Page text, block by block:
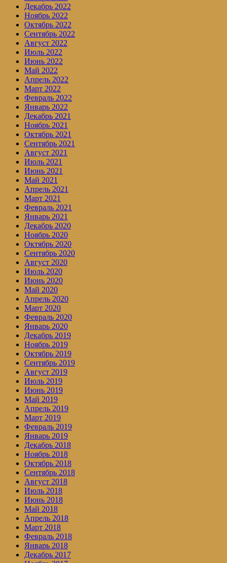
Декабрь 2022
Ноябрь 2022
Октябрь 2022
Сентябрь 2022
Август 2022
Июль 2022
Июнь 2022
Май 2022
Апрель 2022
Март 2022
Февраль 2022
Январь 2022
Декабрь 2021
Ноябрь 2021
Октябрь 2021
Сентябрь 2021
Август 2021
Июль 2021
Июнь 2021
Май 2021
Апрель 2021
Март 2021
Февраль 2021
Январь 2021
Декабрь 2020
Ноябрь 2020
Октябрь 2020
Сентябрь 2020
Август 2020
Июль 2020
Июнь 2020
Май 2020
Апрель 2020
Март 2020
Февраль 2020
Январь 2020
Декабрь 2019
Ноябрь 2019
Октябрь 2019
Сентябрь 2019
Август 2019
Июль 2019
Июнь 2019
Май 2019
Апрель 2019
Март 2019
Февраль 2019
Январь 2019
Декабрь 2018
Ноябрь 2018
Октябрь 2018
Сентябрь 2018
Август 2018
Июль 2018
Июнь 2018
Май 2018
Апрель 2018
Март 2018
Февраль 2018
Январь 2018
Декабрь 2017